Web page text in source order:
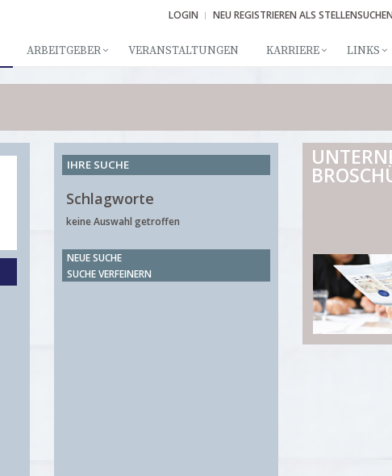
LOGIN NEU REGISTRIEREN ALS
ARBEITGEBER VERANSTALTUNGEN KARRIERE LINKS
IHRE SUCHE
Schlagworte
keine Auswahl getroffen
NEUE SUCHE
SUCHE VERFEINERN